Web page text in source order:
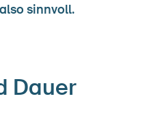
sinnvoll.
Dauer